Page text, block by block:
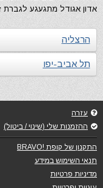
אדון אגודל מתגעגע לגברת
הרצליה
תל אביב-יפו
עזרה
ההזמנות שלי (שינוי / ביטול)
התקנון של קופת !BRAVO
תנאי השימוש במידע
מדיניות פרטיות